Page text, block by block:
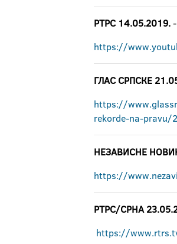
РТРС 14.05.2019.
https://
ГЛАС СРПСКЕ
https://
rekorde-na-pravu/
НЕЗАВИСНЕ
https://
РТРС/СРНА
https://